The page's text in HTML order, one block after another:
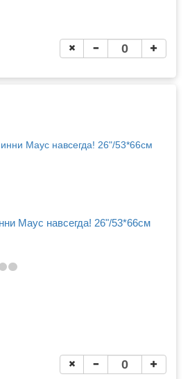
Маус навсегда! 26"/53*66см